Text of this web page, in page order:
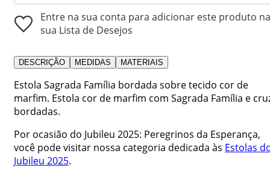
Entre na sua conta para adicionar este produto na
sua Lista de Desejos
DESCRIÇÃO MEDIDAS MATERIAIS
Estola Sagrada Família bordada sobre tecido cor de
marfim. Estola cor de marfim com Sagrada Família e
bordadas.
Por ocasião do Jubileu 2025: Peregrinos da Esperança,
você pode visitar nossa categoria dedicada às Estolas
Jubileu 2025.